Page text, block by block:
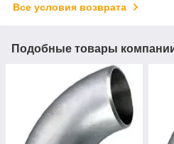
Все условия возврата
Подобные товары